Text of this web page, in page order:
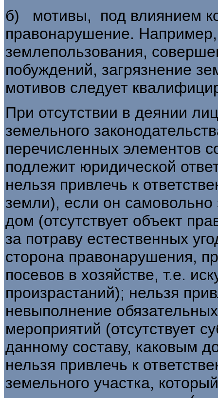
б) мотивы, под влиянием
правонарушение.
землепользования,
побуждений, загрязнение
мотивов следует
При отсутствии в деянии
земель­ного
перечисленных элементов
подлежит юридической
нельзя привлечь к
земли), если он
дом (отсутствует объект
за потраву естественных
сторона правонаруше­ния,
посевов в хозяйстве, т.е.
произрастаний); нельзя
невыполнение
мероприятий (отсутствует
данному составу, каковым
нельзя привлечь к
земельного участка,